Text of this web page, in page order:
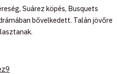
Suárez köpés, Busquets
bővelkedett. Talán jövőre